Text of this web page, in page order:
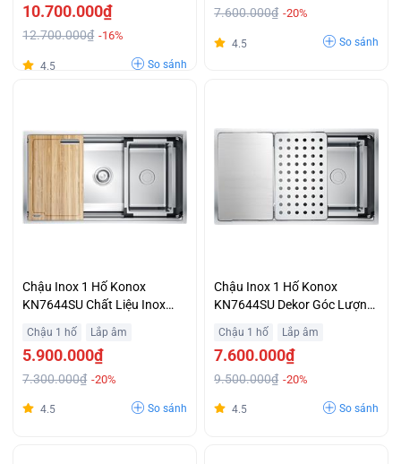
10.700.000₫
12.700.000₫ -16%
4.5 So sánh
7.600.000₫ -20%
4.5 So sánh
Chậu Inox 1 Hố Konox
KN7644SU Chất Liệu Inox
Không Lãi Suất
Chậu 1 hố Lắp âm
5.900.000₫
7.300.000₫ -20%
4.5 So sánh
Chậu Inox 1 Hố Konox
KN7644SU Dekor Góc Lượn
Ưu Đãi Lớn
Chậu 1 hố Lắp âm
7.600.000₫
9.500.000₫ -20%
4.5 So sánh